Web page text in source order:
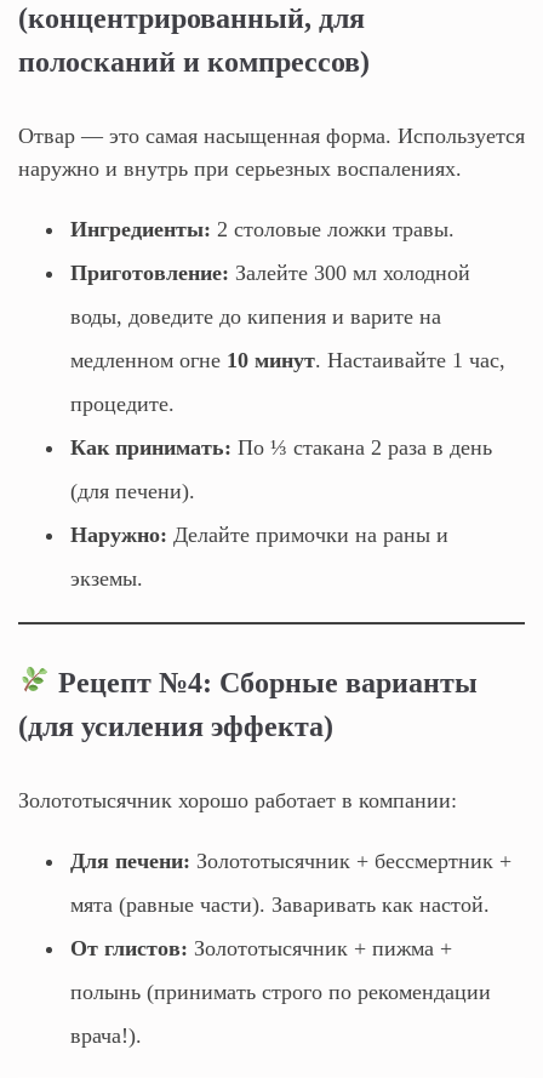
(концентрированный, для
полосканий и компрессов)
Отвар — это самая насыщенная форма. Используется
наружно и внутрь при серьезных воспалениях.
Ингредиенты: 2 столовые ложки травы.
Приготовление: Залейте 300 мл холодной
воды, доведите до кипения и варите на
медленном огне 10 минут. Настаивайте 1 час,
процедите.
Как принимать: По ⅓ стакана 2 раза в день
(для печени).
Наружно: Делайте примочки на раны и
экземы.
Рецепт №4: Сборные варианты
(для усиления эффекта)
Золототысячник хорошо работает в компании:
Для печени: Золототысячник + бессмертник +
мята (равные части). Заваривать как настой.
От глистов: Золототысячник + пижма +
полынь (принимать строго по рекомендации
врача!).